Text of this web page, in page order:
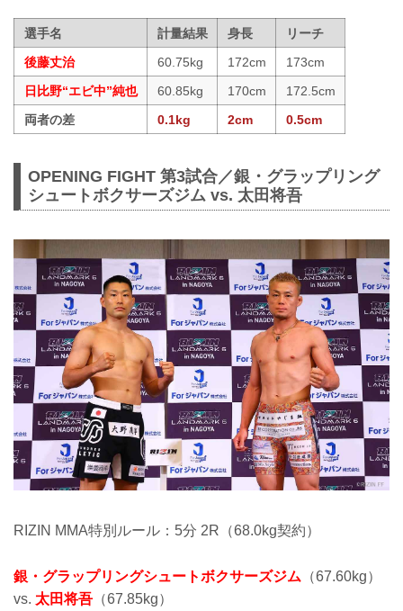
選手名 計量結果 身長
リーチ
後藤丈治
60.75kg 172cm
173cm
日比野“エビ中”純也
60.85kg 170cm
172.5cm
両者の差
0.1kg 2cm 0.5cm
OPENING FIGHT 第3試合／銀・グラップリング
シュートボクサーズジム vs. 太田将吾
RIZIN MMA特別ルール：5分 2R（68.0kg契約）
銀・グラップリングシュートボクサーズジム （67.60kg）
vs. 太田将吾 （67.85kg）